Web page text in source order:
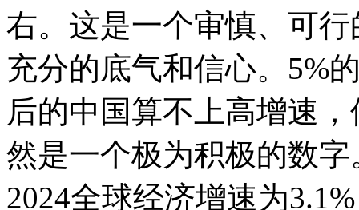
右。这是一个审慎、可
充分的底气和信心。5%
后的中国算不上高增速
然是一个极为积极的数
2024全球经济增速为